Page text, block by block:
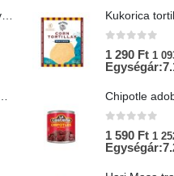
0 az 5-ből
1 290 Ft 1
0 az 5-ből
1 590 Ft 1